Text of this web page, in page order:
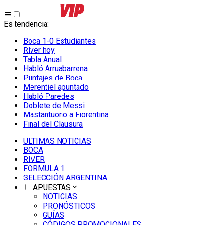
Es tendencia:
Boca 1-0 Estudiantes
River hoy
Tabla Anual
Habló Arruabarrena
Puntajes de Boca
Merentiel apuntado
Habló Paredes
Doblete de Messi
Mastantuono a Fiorentina
Final del Clausura
ULTIMAS NOTICIAS
BOCA
RIVER
FORMULA 1
SELECCIÓN ARGENTINA
APUESTAS
NOTICIAS
PRONÓSTICOS
GUÍAS